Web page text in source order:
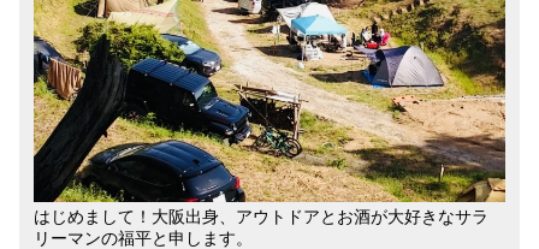
はじめまして！大阪出身、アウトドアとお酒が大好きなサラ
リーマンの福平と申します。